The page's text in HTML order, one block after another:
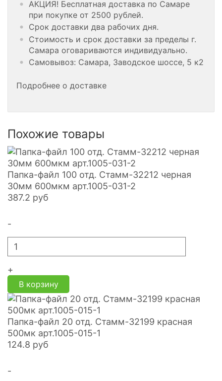
АКЦИЯ! Бесплатная доставка по Самаре
при покупке от 2500 рублей.
Срок доставки два рабочих дня.
Стоимость и срок доставки за пределы г.
Самара оговариваются индивидуально.
Самовывоз: Самара, Заводское шоссе, 5 к2
Подробнее о доставке
Похожие товары
Папка-файл 100 отд. Стамм-32212 черная
30мм 600мкм арт.1005-031-2
387.2 руб
-
+
В корзину
Папка-файл 20 отд. Стамм-32199 красная
500мк арт.1005-015-1
124.8 руб
-